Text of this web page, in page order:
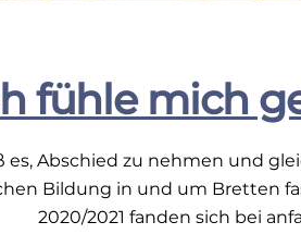
fühle mich
es, Abschied zu nehmen und
Bildung in und um Bretten
2020/2021 fanden sich bei